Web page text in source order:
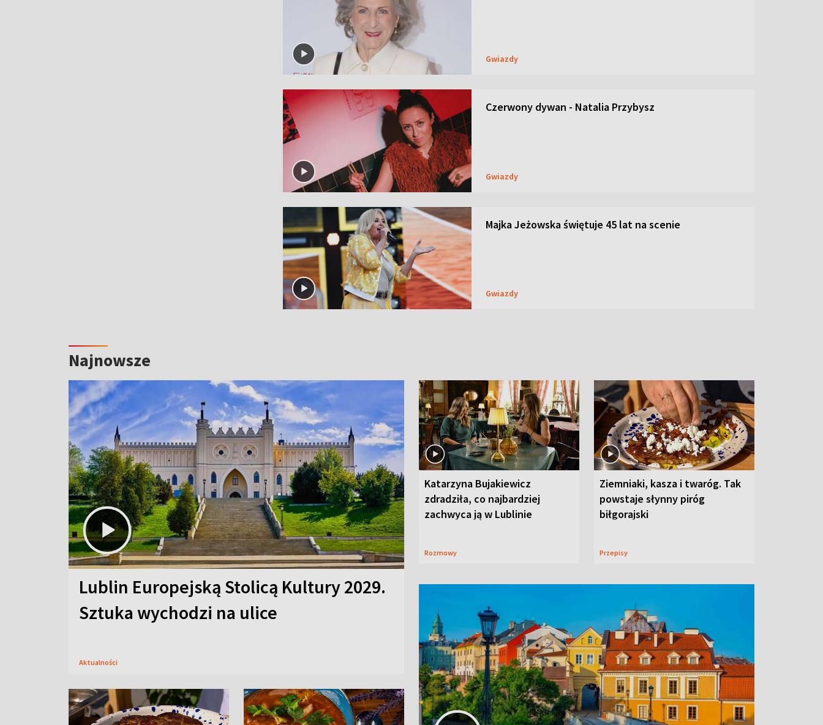
Gwiazdy
Czerwony dywan - Natalia Przybysz
Gwiazdy
Majka Jeżowska świętuje 45 lat na scenie
Gwiazdy
Najnowsze
Lublin Europejską Stolicą Kultury 2029.
Sztuka wychodzi na ulice
Aktualności
Katarzyna Bujakiewicz
zdradziła, co najbardziej
zachwyca ją w Lublinie
Rozmowy
Ziemniaki, kasza i twaróg. Tak
powstaje słynny piróg
biłgorajski
Przepisy